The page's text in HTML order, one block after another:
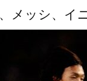
メッシ、